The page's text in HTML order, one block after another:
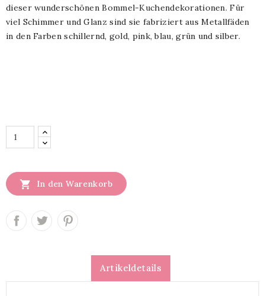
dieser wunderschönen Bommel-Kuchendekorationen. Für
viel Schimmer und Glanz sind sie fabriziert aus Metallfäden
in den Farben schillernd, gold, pink, blau, grün und silber.
 In den Warenkorb
Artikeldetails